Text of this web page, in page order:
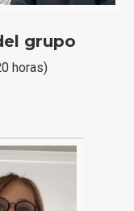
grupo
horas)